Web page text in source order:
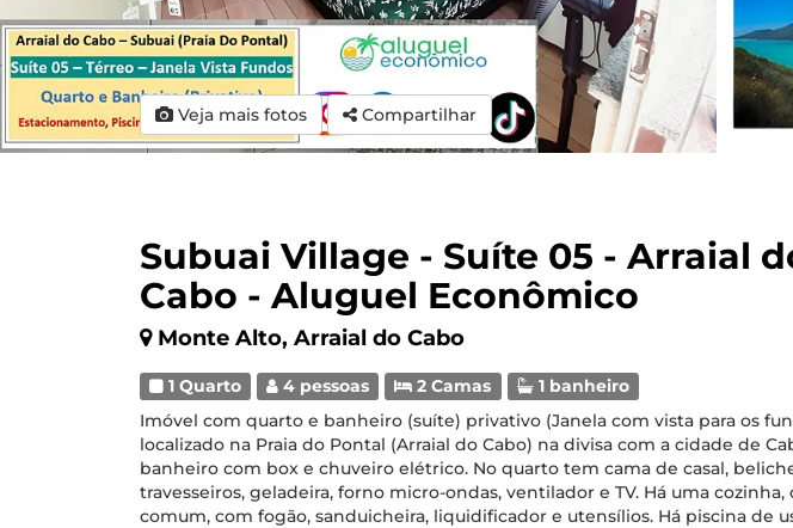
Veja mais fotos Compartilhar
Subuai Village - Suíte 05 - Arraial
Cabo - Aluguel Econômico
Monte Alto, Arraial do Cabo
1 Quarto 4 pessoas 2 Camas 1 banheiro
Imóvel com quarto e banheiro (suíte) privativo (Janela com vista para os
localizado na Praia do Pontal (Arraial do Cabo) na divisa com a cidade de
banheiro com box e chuveiro elétrico. No quarto tem cama de casal,
travesseiros, geladeira, forno micro-ondas, ventilador e TV. Há uma cozinha,
comum, com fogão, sanduicheira, liquidificador e utensílios. Há piscina de